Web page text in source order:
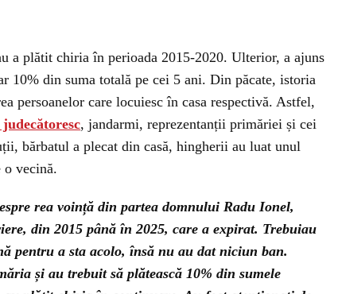
a plătit chiria în perioada 2015-2020. Ulterior, a ajuns
10% din suma totală pe cei 5 ani. Din păcate, istoria
persoanelor care locuiesc în casa respectivă. Astfel,
, jandarmi, reprezentanții primăriei și cei
bărbatul a plecat din casă, hingherii au luat unul
vecină.
rea voință din partea domnului Radu Ionel,
din 2015 până în 2025, care a expirat. Trebuiau
pentru a sta acolo, însă nu au dat niciun ban.
și au trebuit să plătească 10% din sumele